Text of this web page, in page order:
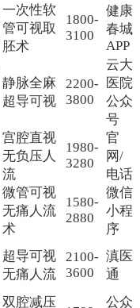
一次性软
管可视取
胚术
1800-
3100
健康
春城
APP
静脉全麻
超导可视
2200-
3800
云大
医院
公众
号
宫腔直视
无负压人
流
1980-
3280
官
网/
电话
微管可视
无痛人流
术
1580-
2880
微信
小程
序
超导可视
无痛人流
2100-
3600
滇医
通
双腔减压
公众